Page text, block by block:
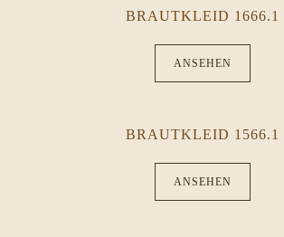
BRAUTKLEID 1666.1
ANSEHEN
BRAUTKLEID 1566.1
ANSEHEN